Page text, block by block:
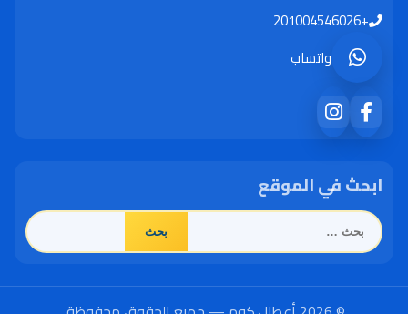
+201004546026
واتساب
ابحث في الموقع
البحث
عن: